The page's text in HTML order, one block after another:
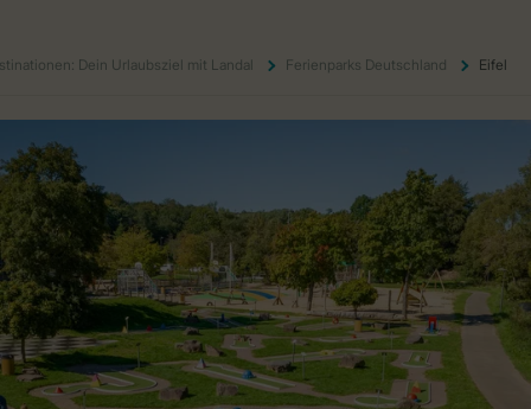
Dein Urlaubsziel mit Landal Ferienparks Deutschland Eifel